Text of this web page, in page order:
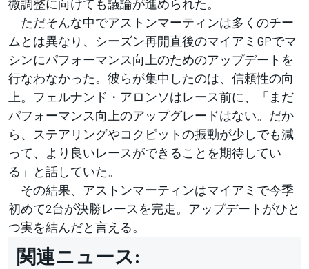
微調整に向けても議論が進められた。
ただそんな中でアストンマーティンは多くのチー
ムとは異なり、シーズン再開直後のマイアミGPでマ
シンにパフォーマンス向上のためのアップデートを
行なわなかった。彼らが集中したのは、信頼性の向
上。フェルナンド・アロンソはレース前に、「まだ
パフォーマンス向上のアップグレードはない。だか
ら、ステアリングやコクピットの振動が少しでも減
って、より良いレースができることを期待してい
る」と話していた。
その結果、アストンマーティンはマイアミで今季
初めて2台が決勝レースを完走。アップデートがひと
つ実を結んだと言える。
関連ニュース: